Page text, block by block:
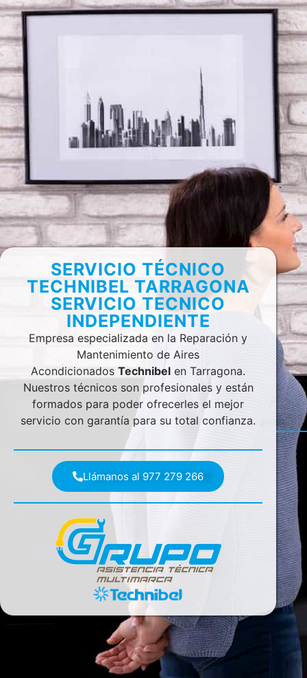
SERVICIO TÉCNICO
TECHNIBEL TARRAGONA
SERVICIO TECNICO
INDEPENDIENTE
Empresa especializada en la Reparación y
Mantenimiento de Aires
AcondicionadosTechnibel en Tarragona.
Nuestros técnicos son profesionales y están
formados para poder ofrecerles el mejor
servicio con garantía para su total confianza.
Llámanos al 977 279 266